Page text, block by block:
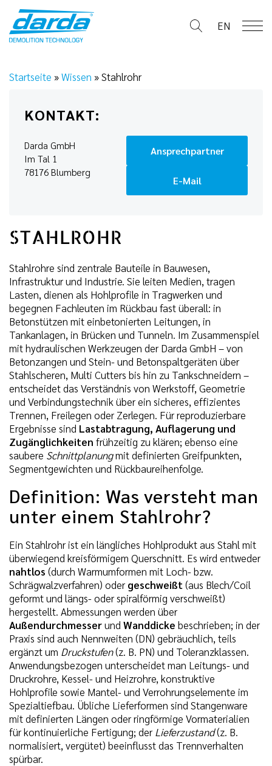
content
EN
Startseite »Wissen »Stahlrohr
KONTAKT:
Darda GmbH
Im Tal 1
78176 Blumberg
Ansprechpartner
E-Mail
STAHLROHR
Stahlrohre sind zentrale Bauteile in Bauwesen,
Infrastruktur und Industrie. Sie leiten Medien, tragen
Lasten, dienen als Hohlprofile in Tragwerken und
begegnen Fachleuten im Rückbau fast überall: in
Betonstützen mit einbetonierten Leitungen, in
Tankanlagen, in Brücken und Tunneln. Im Zusammenspiel
mit hydraulischen Werkzeugen der Darda GmbH – von
Betonzangen und Stein- und Betonspaltgeräten über
Stahlscheren, Multi Cutters bis hin zu Tankschneidern –
entscheidet das Verständnis von Werkstoff, Geometrie
und Verbindungstechnik über ein sicheres, effizientes
Trennen, Freilegen oder Zerlegen. Für reproduzierbare
Ergebnisse sind Lastabtragung, Auflagerung und
Zugänglichkeiten frühzeitig zu klären; ebenso eine
saubere Schnittplanungmit definierten Greifpunkten,
Segmentgewichten und Rückbaureihenfolge.
Definition: Was versteht man
unter einem Stahlrohr?
Ein Stahlrohr ist ein längliches Hohlprodukt aus Stahl mit
überwiegend kreisförmigem Querschnitt. Es wird entweder
nahtlos (durch Warmumformen mit Loch- bzw.
Schrägwalzverfahren) oder geschweißt(aus Blech/Coil
geformt und längs- oder spiralförmig verschweißt)
hergestellt. Abmessungen werden über
Außendurchmesserund Wanddicke beschrieben; in der
Praxis sind auch Nennweiten (DN) gebräuchlich, teils
ergänzt um Druckstufen(z. B. PN) und Toleranzklassen.
Anwendungsbezogen unterscheidet man Leitungs- und
Druckrohre, Kessel- und Heizrohre, konstruktive
Hohlprofile sowie Mantel- und Verrohrungselemente im
Spezialtiefbau. Übliche Lieferformen sind Stangenware
mit definierten Längen oder ringförmige Vormaterialien
für kontinuierliche Fertigung; der Lieferzustand(z. B.
normalisiert, vergütet) beeinflusst das Trennverhalten
spürbar.